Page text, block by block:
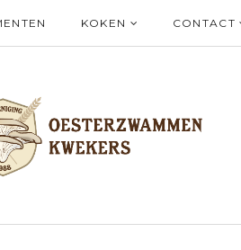
KOKEN CONTACT